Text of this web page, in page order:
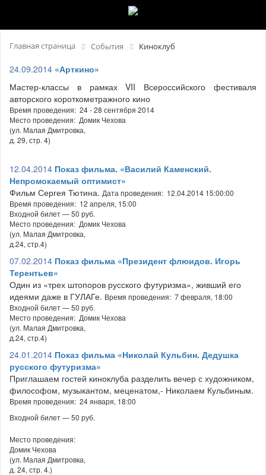
Главная страница События Киноклуб
24.09.2014 «Арткино»
Мастер-классы в рамках VII Всероссийского фестиваля
авторского короткометражного кино
Время проведения: 24 - 28 сентября 2014
Место проведения: Домик Чехова
(ул. Малая Дмитровка,
д. 29, стр. 4)
12.04.2014 Показ фильма. «Василий Каменский.
Непромокаемый оптимист»
Фильм Сергея Тютина. Дата проведения: 12.04.2014 15:00:00
Время проведения: 12 апреля, 15:00
Входной билет — 50 руб.
Место проведения: Домик Чехова
(ул. Малая Дмитровка,
д.24, стр.4)
07.02.2014 Показ фильма «Президент флюидов. Игорь
Терентьев»
Один из «трех штопоров русского футуризма», живший его
идеями даже в ГУЛАГе. Время проведения: 7 февраля, 18:00
Входной билет — 50 руб.
Место проведения: Домик Чехова
(ул. Малая Дмитровка,
д.24, стр.4)
24.01.2014 Показ фильма «Николай Кульбин. Дедушка
русского футуризма»
Приглашаем гостей киноклуба разделить вечер с художником,
философом, музыкантом, меценатом,- Николаем Кульбиным.
Время проведения: 24 января, 18:00
Входной билет — 50 руб.
Место проведения:
Домик Чехова
(ул. Малая Дмитровка,
д. 24, стр. 4.)